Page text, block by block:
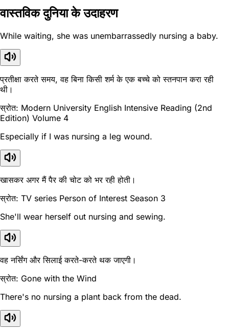
वास्तविक दुनिया के उदाहरण
While waiting, she was unembarrassedly nursing a baby.
प्रतीक्षा करते समय, वह बिना किसी शर्म के एक बच्चे को स्तनपान करा रही
थी।
स्रोत: Modern University English Intensive Reading (2nd
Edition) Volume 4
Especially if I was nursing a leg wound.
खासकर अगर मैं पैर की चोट को भर रही होती।
स्रोत: TV series Person of Interest Season 3
She'll wear herself out nursing and sewing.
वह नर्सिंग और सिलाई करते-करते थक जाएगी।
स्रोत: Gone with the Wind
There's no nursing a plant back from the dead.